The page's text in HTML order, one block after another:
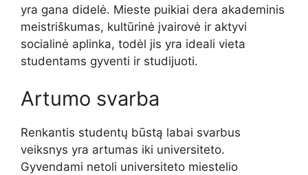
yra gana didelė. Mieste puikiai dera akademinis
meistriškumas, kultūrinė įvairovė ir aktyvi
socialinė aplinka, todėl jis yra ideali vieta
studentams gyventi ir studijuoti.
Artumo svarba
Renkantis studentų būstą labai svarbus
veiksnys yra artumas iki universiteto.
Gyvendami netoli universiteto miestelio